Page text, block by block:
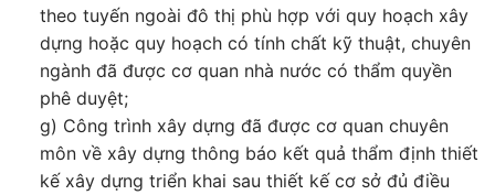
theo tuyến ngoài đô thị phù hợp với quy hoạch xây
dựng hoặc quy hoạch có tính chất kỹ thuật, chuyên
ngành đã được cơ quan nhà nước có thẩm quyền
phê duyệt;
g) Công trình xây dựng đã được cơ quan chuyên
môn về xây dựng thông báo kết quả thẩm định thiết
kế xây dựng triển khai sau thiết kế cơ sở đủ điều